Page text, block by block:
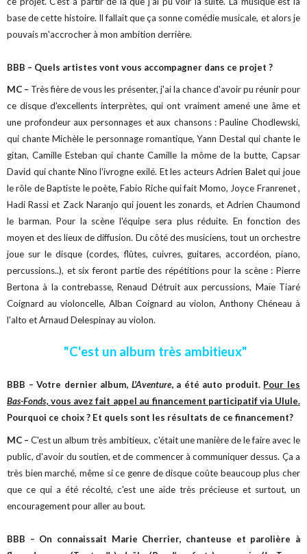
base de cette histoire. Il fallait que ça sonne comédie musicale, et alors je
pouvais m'accrocher à mon ambition derrière.
BBB – Quels artistes vont vous accompagner dans ce projet ?
MC – Très fière de vous les présenter, j'ai la chance d'avoir pu réunir pour
ce disque d'excellents interprètes, qui ont vraiment amené une âme et
une profondeur aux personnages et aux chansons : Pauline Chodlewski,
qui chante Michèle le personnage romantique, Yann Destal qui chante le
gitan, Camille Esteban qui chante Camille la môme de la butte, Capsar
David qui chante Nino l'ivrogne exilé. Et les acteurs Adrien Balet qui joue
le rôle de Baptiste le poète, Fabio Riche qui fait Momo, Joyce Franrenet ,
Hadi Rassi et Zack Naranjo qui jouent les zonards, et Adrien Chaumond
le barman. Pour la scène l'équipe sera plus réduite. En fonction des
moyen et des lieux de diffusion. Du côté des musiciens, tout un orchestre
joue sur le disque (cordes, flûtes, cuivres, guitares, accordéon, piano,
percussions..), et six feront partie des répétitions pour la scène : Pierre
Bertona à la contrebasse, Renaud Détruit aux percussions, Maïe Tiaré
Coignard au violoncelle, Alban Coignard au violon, Anthony Chéneau à
l'alto et Arnaud Delespinay au violon.
"C'est un album très ambitieux"
BBB – Votre dernier album, L'Aventure, a été auto produit. Pour les
Bas-Fonds, vous avez fait appel au financement participatif via Ulule.
Pourquoi ce choix ? Et quels sont les résultats de ce financement?
MC – C'est un album très ambitieux, c'était une manière de le faire avec le
public, d'avoir du soutien, et de commencer à communiquer dessus. Ça a
très bien marché, même si ce genre de disque coûte beaucoup plus cher
que ce qui a été récolté, c'est une aide très précieuse et surtout, un
encouragement pour aller au bout.
BBB – On connaissait Marie Cherrier, chanteuse et parolière à